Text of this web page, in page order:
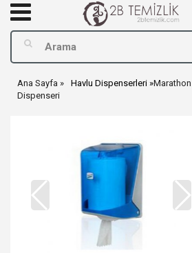
Ana Sayfa Havlu Dispenserleri
Dispenseri